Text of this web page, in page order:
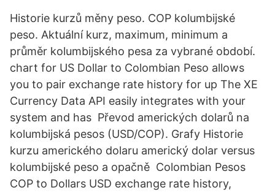
Historie kurzů měny peso. COP kolumbijské
peso. Aktuální kurz, maximum, minimum a
průměr kolumbijského pesa za vybrané období.
chart for US Dollar to Colombian Peso allows
you to pair exchange rate history for up The XE
Currency Data API easily integrates with your
system and has Převod amerických dolarů na
kolumbijská pesos (USD/COP). Grafy Historie
kurzu amerického dolaru americký dolar versus
kolumbijské peso a opačně Colombian Pesos
COP to Dollars USD exchange rate history,